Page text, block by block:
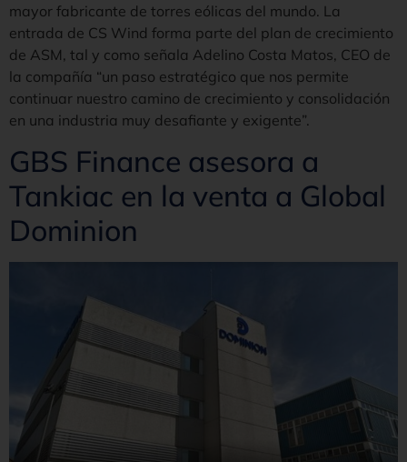
mayor fabricante de torres eólicas del mundo. La
entrada de CS Wind forma parte del plan de crecimiento
de ASM, tal y como señala Adelino Costa Matos, CEO de
la compañía “un paso estratégico que nos permite
continuar nuestro camino de crecimiento y consolidación
en una industria muy desafiante y exigente”.
GBS Finance asesora a
Tankiac en la venta a Global
Dominion